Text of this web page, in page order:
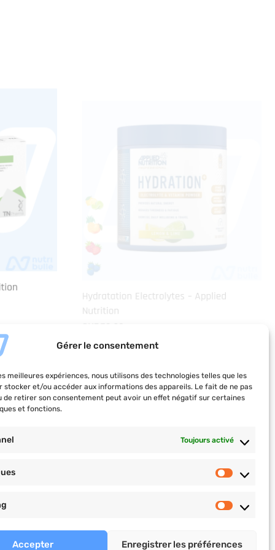
Gérer le consentement
meilleures expériences, nous utilisons des technologies telles que les
stocker et/ou accéder aux informations des appareils. Le fait de ne pas
de retirer son consentement peut avoir un effet négatif sur certaines
et fonctions.
Toujours activé
Accepter Enregistrer les préférences
Hydratation Electrolytes – Applied
32.00
Choix des options
COACHING PRO
d’entrainement, objectifs
christophervial-coaching.com